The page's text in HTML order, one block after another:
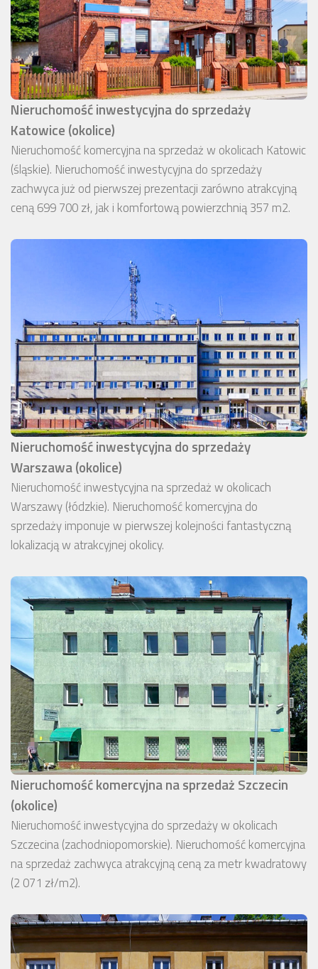
Nieruchomość inwestycyjna do sprzedaży
Katowice (okolice)
Nieruchomość komercyjna na sprzedaż w okolicach Katowic
(śląskie). Nieruchomość inwestycyjna do sprzedaży
zachwyca już od pierwszej prezentacji zarówno atrakcyjną
ceną 699 700 zł, jak i komfortową powierzchnią 357 m2.
Nieruchomość inwestycyjna do sprzedaży
Warszawa (okolice)
Nieruchomość inwestycyjna na sprzedaż w okolicach
Warszawy (łódzkie). Nieruchomość komercyjna do
sprzedaży imponuje w pierwszej kolejności fantastyczną
lokalizacją w atrakcyjnej okolicy.
Nieruchomość komercyjna na sprzedaż Szczecin
(okolice)
Nieruchomość inwestycyjna do sprzedaży w okolicach
Szczecina (zachodniopomorskie). Nieruchomość komercyjna
na sprzedaż zachwyca atrakcyjną ceną za metr kwadratowy
(2 071 zł/m2).